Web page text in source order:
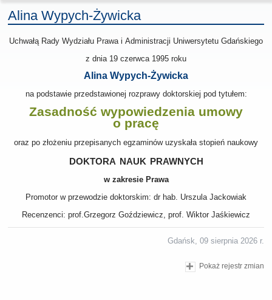
Alina Wypych-Żywicka
Uchwałą Rady Wydziału Prawa i Administracji Uniwersytetu Gdańskiego
z dnia 19 czerwca 1995 roku
Alina Wypych-Żywicka
na podstawie przedstawionej rozprawy doktorskiej pod tytułem:
Zasadność wypowiedzenia umowy
o pracę
oraz po złożeniu przepisanych egzaminów uzyskała stopień naukowy
doktora nauk prawnych
w zakresie Prawa
Promotor w przewodzie doktorskim: dr hab. Urszula Jackowiak
Recenzenci: prof.Grzegorz Goździewicz, prof. Wiktor Jaśkiewicz
Gdańsk, 09 sierpnia 2026 r.
Pokaż rejestr zmian